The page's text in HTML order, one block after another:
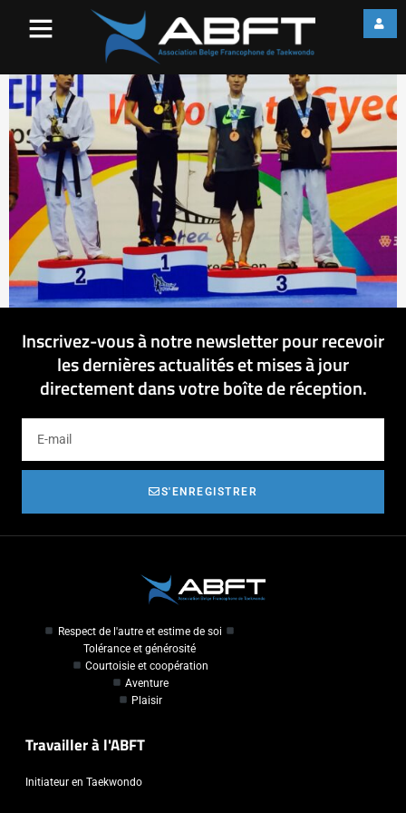
Inscrivez-vous à notre newsletter pour recevoir
les dernières actualités et mises à jour
directement dans votre boîte de réception.
S'ENREGISTRER
Respect de l'autre et estime de soi
Tolérance et générosité
Courtoisie et coopération
Aventure
Plaisir
Travailler à l'ABFT
Initiateur en Taekwondo